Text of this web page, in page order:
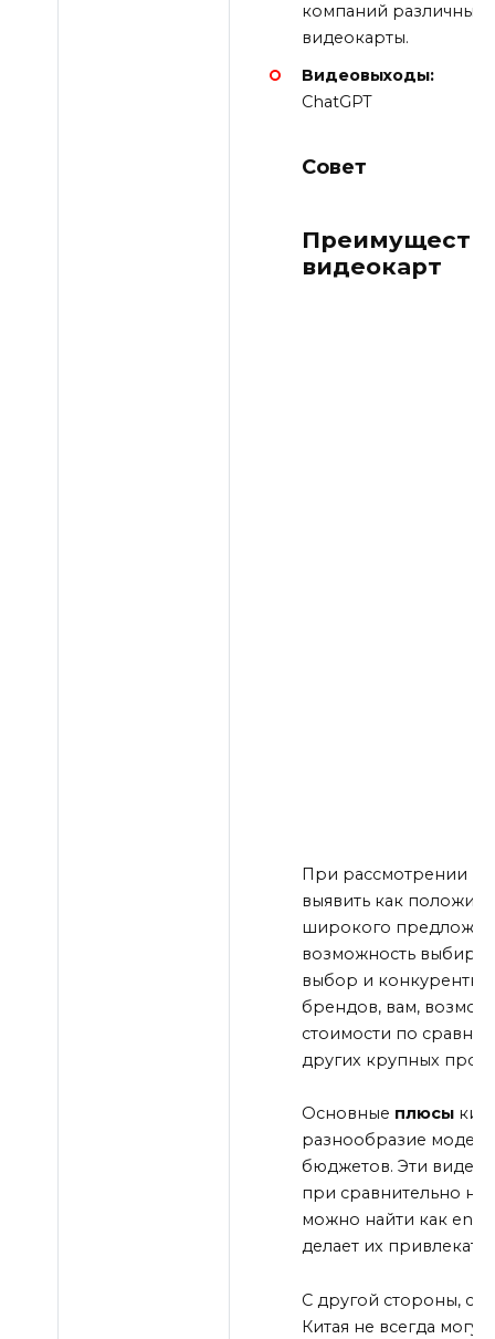
компаний различных
видеокарты.
Видеовыходы:
ChatGPT
Совет
видеокарт
При рассмотрении
выявить как
широкого
возможность
выбор и
брендов, вам,
стоимости по
других крупных
Основные плюсы
разнообразие
бюджетов. Эти
при сравнительно
можно найти как
делает их
С другой стороны,
Китая не всегда